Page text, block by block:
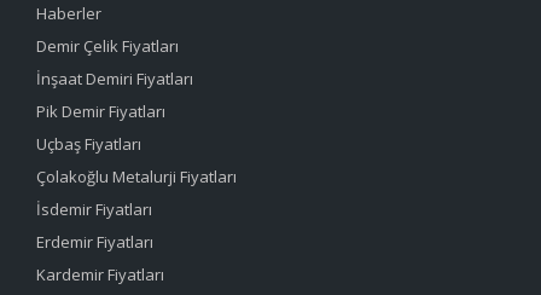
Haberler
Demir Çelik Fiyatları
İnşaat Demiri Fiyatları
Pik Demir Fiyatları
Uçbaş Fiyatları
Çolakoğlu Metalurji Fiyatları
İsdemir Fiyatları
Erdemir Fiyatları
Kardemir Fiyatları